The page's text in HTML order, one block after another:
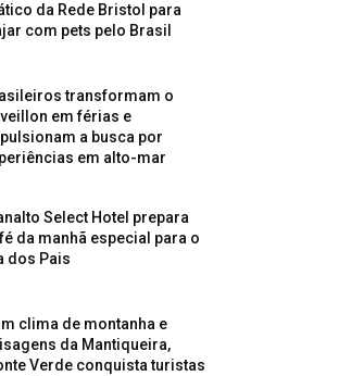
da Rede Bristol para
com pets pelo Brasil
transformam o
em férias e
a busca por
em alto-mar
Select Hotel prepara
da manhã especial para o
dos Pais
clima de montanha e
da Mantiqueira,
Verde conquista turistas